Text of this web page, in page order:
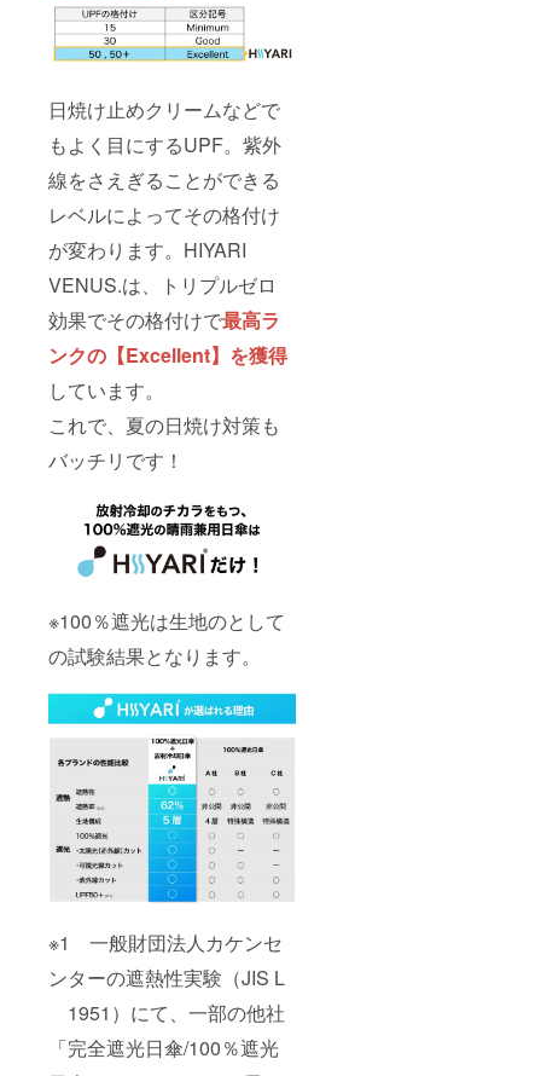
日焼け止めクリームなどで
もよく目にするUPF。紫外
線をさえぎることができる
レベルによってその格付け
が変わります。HIYARI
VENUS.は、トリプルゼロ
効果でその格付けで最高ラ
ンクの【Excellent】を獲得
しています。
これで、夏の日焼け対策も
バッチリです！
※100％遮光は生地のとして
の試験結果となります。
※1 一般財団法人カケンセ
ンターの遮熱性実験（JIS L
1951）にて、一部の他社
「完全遮光日傘/100％遮光